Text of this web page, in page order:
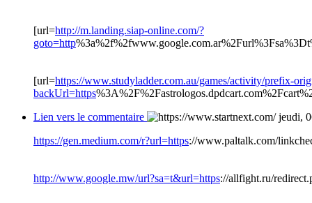
[url=http://m.landing.siap-online.com/?
goto=http
[url=https://www.studyladder.com.au/games/activity/prefix-
backUrl=https
Lien vers le commentaire
jeudi,
https://gen.medium.com/r?url=https://www.paltalk.com/
http://www.google.mw/url?sa=t&url=https://allfight.ru/